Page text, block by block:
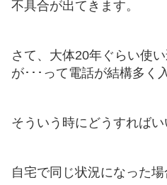
不具合が出てきます。
さて、大体20年ぐらい使
が･･･って電話が結構多く
そういう時にどうすればい
自宅で同じ状況になった場